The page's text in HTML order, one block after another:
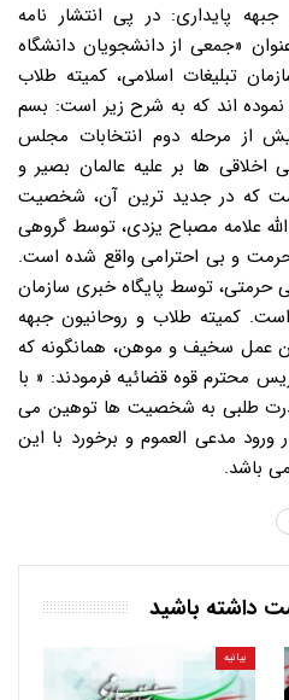
پایداری: در پی انتشار نامه
«جمعی از دانشجویان دانشگاه
تبلیغات اسلامی، کمیته طلاب
نموده اند که به شرح زیر است: بسم
پیش از مرحله دوم انتخابات مجلس
ها بر علیه عالمان بصیر و
که در جدید ترین آن، شخصیت
علامه مصباح یزدی، توسط گروهی
و بی احترامی واقع شده است.
توسط پایگاه خبری سازمان
کمیته طلاب و روحانیون جبهه
عمل سخیف و موهن، همانگونه که
محترم قوه قضائیه فرمودند: « با
طلبی به شخصیت ها توهین می
ورود مدعی العموم و برخورد با این
باشد.
داشته باشید
بیانیه